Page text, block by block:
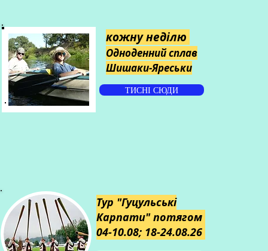
кожну неділю
Одноденний сплав
Шишаки-Яреськи
ТИСНІ СЮДИ
Тур "Гуцульські
Карпати" потягом
04-10.08; 18-24.08.26